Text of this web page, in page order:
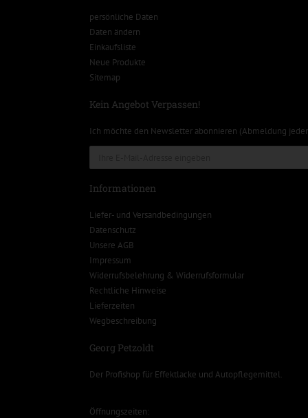
persönliche Daten
Daten ändern
Einkaufsliste
Neue Produkte
Sitemap
Kein Angebot Verpassen!
Ich möchte den Newsletter abonnieren (Abmeldung
Informationen
Liefer- und Versandbedingungen
Datenschutz
Unsere AGB
Impressum
Widerrufsbelehrung & Widerrufsformular
Rechtliche Hinweise
Lieferzeiten
Wegbeschreibung
Georg Petzoldt
Der Profishop für Effektlacke und Autopflegemittel.
Öffnungszeiten: